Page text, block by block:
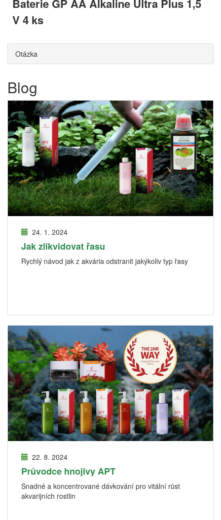
Baterie GP AA Alkaline Ultra Plus 1,5
V 4 ks
Otázka
Blog
24. 1. 2024
Jak zlikvidovat řasu
Rychlý návod jak z akvária odstranit jakýkoliv typ řasy
22. 8. 2024
Průvodce hnojivy APT
Snadné a koncentrované dávkování pro vitální růst
akvarijních rostlin